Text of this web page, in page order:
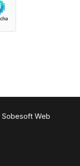
Sobesoft Web